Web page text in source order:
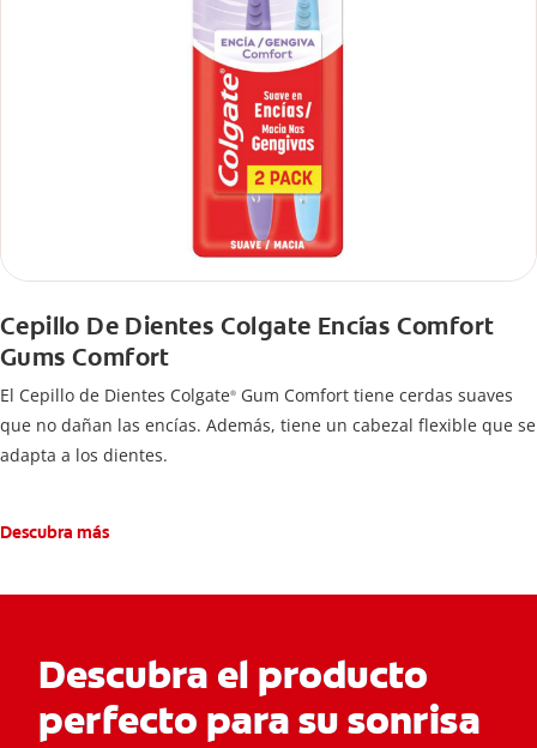
Cepillo De Dientes Colgate Encías Comfort
Gums Comfort
El Cepillo de Dientes Colgate® Gum Comfort tiene cerdas suaves
que no dañan las encías. Además, tiene un cabezal flexible que se
adapta a los dientes.
Descubra más
Descubra el producto
perfecto para su sonrisa